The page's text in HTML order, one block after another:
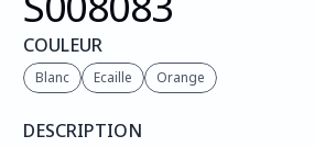
COULEUR
Blanc Ecaille Orange
DESCRIPTION